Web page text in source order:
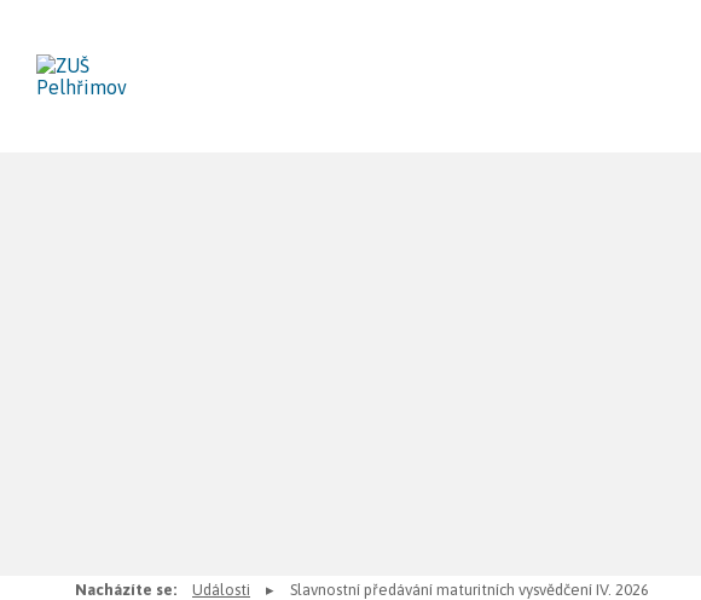
Nacházíte se: Události Slavnostní předávání maturitních vysvědčení IV. 2026